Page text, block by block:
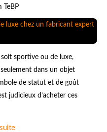
TeBP
soit sportive ou de luxe,
dans un objet
de statut et de goût
judicieux d’acheter ces